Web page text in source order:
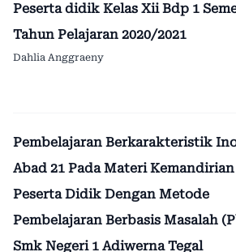
Peserta didik Kelas Xii Bdp 1
Tahun Pelajaran 2020/2021
Dahlia Anggraeny
Pembelajaran Berkarakteristik
Abad 21 Pada Materi
Peserta Didik Dengan Metode
Pembelajaran Berbasis Masalah
Smk Negeri 1 Adiwerna Tegal